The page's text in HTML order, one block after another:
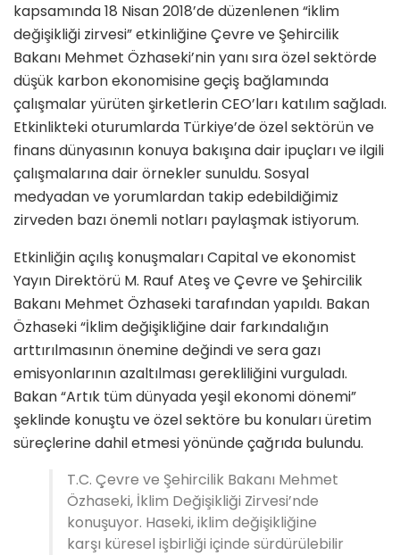
kapsamında 18 Nisan 2018’de düzenlenen “iklim
değişikliği zirvesi” etkinliğine Çevre ve Şehircilik
Bakanı Mehmet Özhaseki’nin yanı sıra özel sektörde
düşük karbon ekonomisine geçiş bağlamında
çalışmalar yürüten şirketlerin CEO’ları katılım sağladı.
Etkinlikteki oturumlarda Türkiye’de özel sektörün ve
finans dünyasının konuya bakışına dair ipuçları ve ilgili
çalışmalarına dair örnekler sunuldu. Sosyal
medyadan ve yorumlardan takip edebildiğimiz
zirveden bazı önemli notları paylaşmak istiyorum.
Etkinliğin açılış konuşmaları Capital ve ekonomist
Yayın Direktörü M. Rauf Ateş ve Çevre ve Şehircilik
Bakanı Mehmet Özhaseki tarafından yapıldı. Bakan
Özhaseki “İklim değişikliğine dair farkındalığın
arttırılmasının önemine değindi ve sera gazı
emisyonlarının azaltılması gerekliliğini vurguladı.
Bakan “Artık tüm dünyada yeşil ekonomi dönemi”
şeklinde konuştu ve özel sektöre bu konuları üretim
süreçlerine dahil etmesi yönünde çağrıda bulundu.
T.C. Çevre ve Şehircilik Bakanı Mehmet
Özhaseki, İklim Değişikliği Zirvesi’nde
konuşuyor. Haseki, iklim değişikliğine
karşı küresel işbirliği içinde sürdürülebilir